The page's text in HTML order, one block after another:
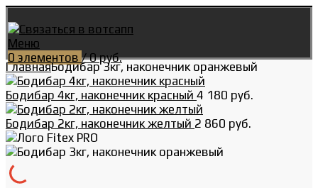
Меню
0 элементов / 0руб.
ГлавнаяБодибар 3кг, наконечник оранжевый
Бодибар 4кг, наконечник красный 4 180 руб.
Бодибар 2кг, наконечник желтый 2 860 руб.